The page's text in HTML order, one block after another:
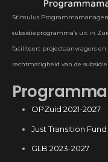
Stimulus
subsidieprogramma’s uit in
faciliteert projectaanvragers
rechtmatigheid van de
OPZuid 2021-2027
Just Transition Fund
GLB 2023-2027